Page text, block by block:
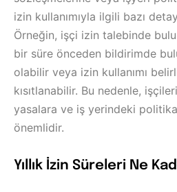
izin kullanımıyla ilgili bazı
Örneğin, işçi izin talebinde
bir süre önceden bildirimde
olabilir veya izin kullanımı
kısıtlanabilir. Bu nedenle,
yasalara ve iş yerindeki
önemlidir.
Yıllık İzin Süreleri Ne